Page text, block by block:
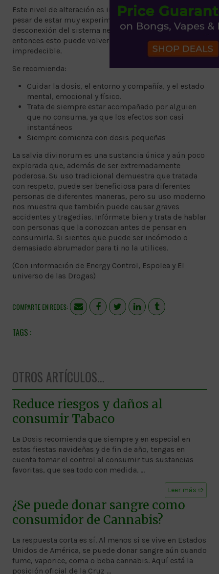
Este nivel de alteración es imposible de controlar a
pesar de estar muy experimentadx ya que el efecto de
desconexión del sistema nervioso es casi total,
entonces esto puede volverse muy peligroso e
impredecible.
Se recomienda:
Cuidar la dosis, el entorno y compañía, y el estado
mental, emocional y físico.
Trata de siempre estar acompañado por alguien
que no consuma, ya que los efectos son casi
instantáneos
Siempre comienza con dosis pequeñas
La salvia divinorum es una sustancia única y aún poco
explorada que, además de ser extremadamente
poderosa. Su uso tradicional demuestra que tratada
con respeto, puede ser beneficiosa para diferentes
personas de diferentes maneras, pero su uso moderno
nos muestra que también puede causar graves
accidentes y tragedias. Infórmate bien y trata de hablar
con personas que la conozcan antes de pensar en
consumirla. Si sientes que puede ser incómodo o
demasiado abrumador para ti no la utilices.
(Con información de Energy Control, Espolea y El
universo de las Drogas)
COMPARTE EN REDES:
OTROS ARTÍCULOS...
Reduce riesgos y daños al
consumir Tabaco
La Dosis recomienda que siempre y en especial en
estas fiestas navideñas y de fin de año, tengas en
cuenta tomar el control al consumir tus sustancias
favoritas, que sea todo con medida. …
Leer más ➱
¿Se puede donar sangre como
consumidor de Cannabis?
La respuesta corta es sí. Al menos si se vive en Estados
Unidos de América, se puede donar sangre aún cuando
fume, vaporice, coma o beba cannabis. Aquí está la
posición oficial de la Cruz …